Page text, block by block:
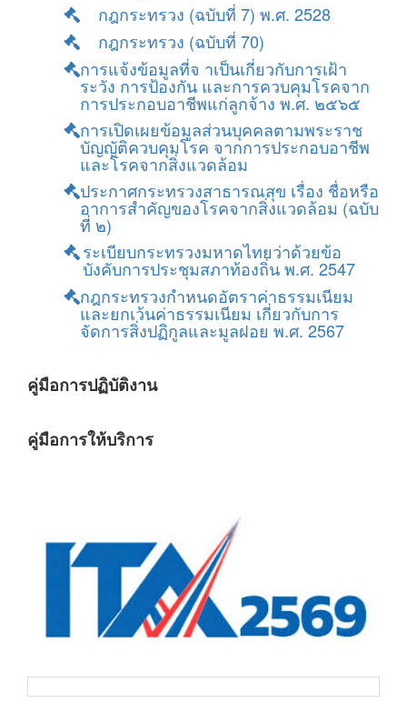
กฎกระทรวง (ฉบับที่ 7) พ.ศ. 2528
กฎกระทรวง (ฉบับที่ 70)
การแจ้งข้อมูลที่จ าเป็นเกี่ยวกับการเฝ้า
ระวัง การป้องกัน และการควบคุมโรคจาก
การประกอบอาชีพแก่ลูกจ้าง พ.ศ. ๒๕๖๕
การเปิดเผยข้อมูลส่วนบุคคลตามพระราช
บัญญัติควบคุมโรค จากการประกอบอาชีพ
และโรคจากสิ่งแวดล้อม
ประกาศกระทรวงสาธารณสุข เรื่อง ชื่อหรือ
อาการสำคัญของโรคจากสิ่งแวดล้อม (ฉบับ
ที่ ๒)
ระเบียบกระทรวงมหาดไทยว่าด้วยข้อ
บังคับการประชุมสภาท้องถิ่น พ.ศ. 2547
กฎกระทรวงกำหนดอัตราค่าธรรมเนียม
และยกเว้นค่าธรรมเนียม เกี่ยวกับการ
จัดการสิ่งปฏิกูลและมูลฝอย พ.ศ. 2567
คู่มือการปฏิบัติงาน
คู่มือการให้บริการ